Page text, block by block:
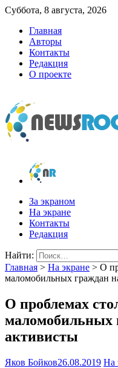
Суббота, 8 августа, 2026
Главная
Авторы
Контакты
Редакция
О проекте
newsroom.su
Новости о новостях
За экраном
На экране
Контакты
Редакция
Найти:
Главная > На экране > О
маломобильных граждан
О проблемах
маломобильных
активисты
Яков Бойков26.08.2019 На